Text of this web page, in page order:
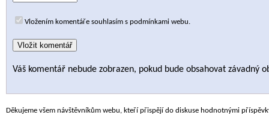
Vložením komentáře souhlasím s podmínkami webu.
Váš komentář nebude zobrazen, pokud bude obsahovat závadný
Děkujeme všem návštěvníkům webu, kteří přispějí do diskuse hodnotnými